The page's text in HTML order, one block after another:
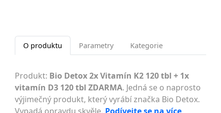
O produktu Parametry Kategorie
Produkt: Bio Detox 2x Vitamín K2 120 tbl + 1x
vitamín D3 120 tbl ZDARMA. Jedná se o naprosto
výjimečný produkt, který vyrábí značka Bio Detox.